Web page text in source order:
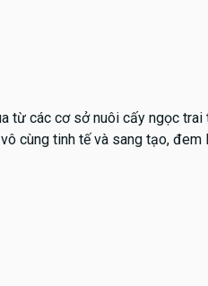
từ các cơ sở nuôi cấy ngọc
cùng tinh tế và sang tạo,